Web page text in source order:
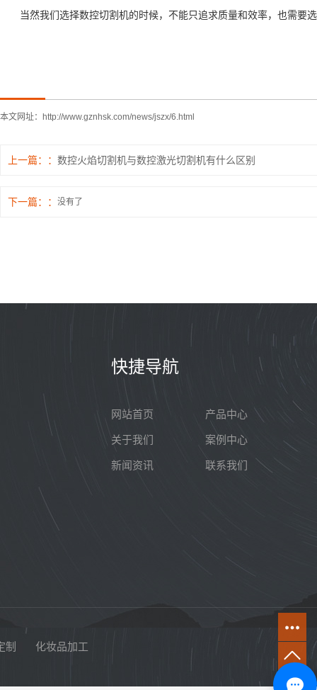
当然我们选择数控切割机的时候，不能只追求质量和效率，也需要
本文网址： http://www.gznhsk.com/news/jszx/6.html
上一篇： 数控火焰切割机与数控激光切割机有什么区别
下一篇： 没有了
快捷导航
网站首页 产品中心
关于我们 案例中心
新闻资讯 联系我们
制 化妆品加工